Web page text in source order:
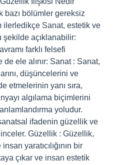
bazı bölümler gereksiz
ilerledikçe Sanat, estetik ve
açıklanabilir:
farklı felsefi
de ele alınır: Sanat : Sanat,
düşüncelerini ve
etmelerinin yanı sıra,
algılama biçimlerini
yoludur.
ifadenin güzellik ve
Güzellik : Güzellik,
yaratıcılığının bir
çıkar ve insan estetik